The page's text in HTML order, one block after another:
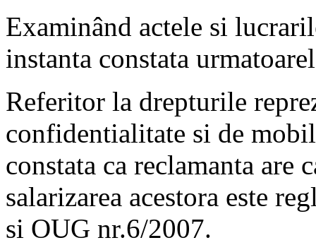
Examinând actele si
instanta constata
Referitor la drepturile
confidentialitate si de
constata ca reclamanta
salarizarea acestora este
si OUG nr.6/2007.